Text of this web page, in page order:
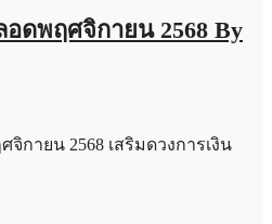
ดพฤศจิกายน 2568 By
กายน 2568 เสริมดวงการเงิน